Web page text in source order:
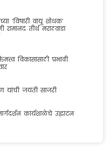
– 2026 बाबत…
for the Posts of Assistant
of Scientific Officer
‘विषारी वायू शोधक’
तीर्थ मराठवाडा
विकासासाठी प्रभावी
यांची जयंती साजरी
कार्यशाळेचे उद्घाटन